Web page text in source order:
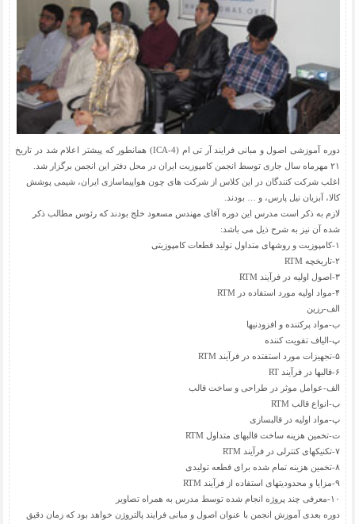
دوره آموزشی اصول و مبانی فرایند آر تی ام (ICA-4) همانطور که پیشتر اعلام شد در تاریخ
۲۱ مهرماه سال جاری توسط انجمن کامپوزیت ایران در محل دفتر این انجمن برگزار شد.
اغلب شرکت کنندگان در این کلاس از شرکت های چون هواپیماسازی ایران، شیمی پوشش
کالا، آبزیان نیل پارس، و … بودند.
لازم به ذکر است مدرس این دوره آقای مهندس مسعود خلج بودند که رئوس مطالب ذکر
شده آن نیز به شرح ذیل می باشد:
۱-کامپوزیت و روشهای متداول تولید قطعات کامپوزیتی
۲-تاریخچه RTM
۳-اصول اولیه در فرآیند RTM
۴-مواد اولیه مورد استفاده در RTM
الف-رزین
ب-مواد پرکننده و افزودنیها
پ-الیاف تقویت کننده
۵-تجهیزات مورد استفتده در فرآیند RTM
۶-قالبها در فرآیند RT
الف-عوامل موثر در طراحی و ساخت قالب
ب-انواع قالب RTM
پ-مواد اولیه در قالبسازی
ت-تخمین هزینه ساخت قالبهای متداول RTM
۷-تکنیکهای کنترلی در فرآیند RTM
۸-تخمین هزینه تمام شده برای قطعه تولیدی
۹-مزایا و محدودیتهای استفاده از فرآیند RTM
۱۰-معرفی چند پروژه انجام شده توسط مدرس به همراه تصاویر
دوره بعدی آموزش انجمن با عنوان اصول و مبانی فرایند پالتروژن خواهد بود که زمان دقیق